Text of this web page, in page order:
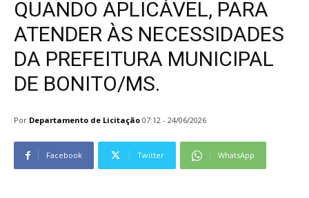
QUANDO APLICÁVEL, PARA
ATENDER ÀS NECESSIDADES
DA PREFEITURA MUNICIPAL
DE BONITO/MS.
Por Departamento de Licitação 07:12 - 24/06/2026
Facebook Twitter WhatsApp